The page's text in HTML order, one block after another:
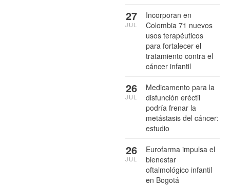
Incorporan en
Colombia 71 nuevos
usos terapéuticos
para fortalecer el
tratamiento contra el
cáncer infantil
27
JUL
Medicamento para la
disfunción eréctil
podría frenar la
metástasis del cáncer:
estudio
26
JUL
Eurofarma impulsa el
bienestar
oftalmológico infantil
en Bogotá
26
JUL